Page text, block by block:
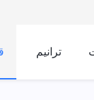
ترانيم